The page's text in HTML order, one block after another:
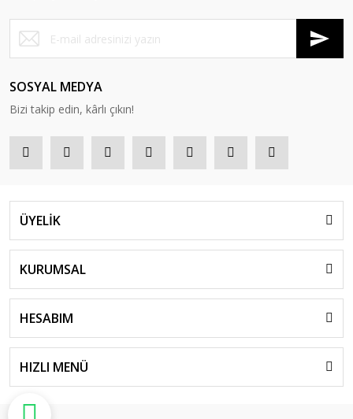
SOSYAL MEDYA
Bizi takip edin, kârlı çıkın!
ÜYELİK
KURUMSAL
HESABIM
HIZLI MENÜ